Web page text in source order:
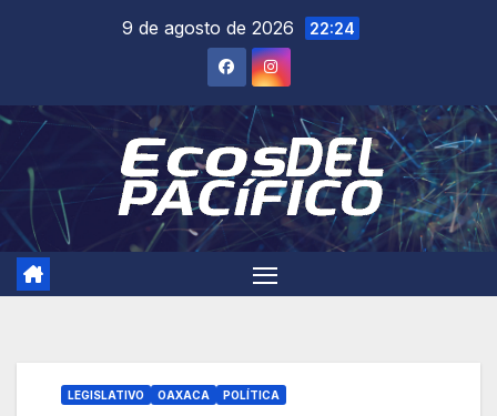
9 de agosto de 2026 22:24
LEGISLATIVO OAXACA POLÍTICA